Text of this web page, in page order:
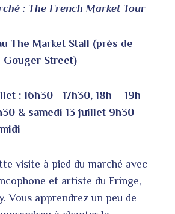
: The French Market Tour
The Market Stall (près de
Gouger Street)
: 16h30– 17h30, 18h – 19h
& samedi 13 juillet 9h30 –
visite à pied du marché avec
et artiste du Fringe,
Vous apprendrez un peu de